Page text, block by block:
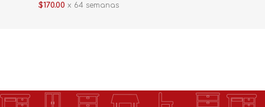
$170.00 x 64 semanas